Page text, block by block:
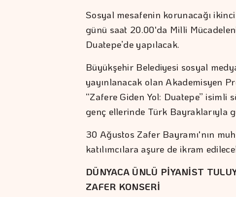
Sosyal mesafenin korunacağı
günü saat 20.00'da Milli
Duatepe’de yapılacak.
Büyükşehir Belediyesi sosyal
yayınlanacak olan Akademisyen
“Zafere Giden Yol: Duatepe”
genç ellerinde Türk Bayraklarıyla
30 Ağustos Zafer Bayramı'nın
katılımcılara aşure de ikram
DÜNYACA ÜNLÜ PİYANİST
ZAFER KONSERİ